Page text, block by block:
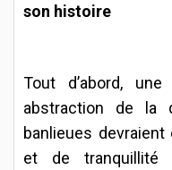
son histoire
Tout d’abord,
abstraction de la
banlieues
et de